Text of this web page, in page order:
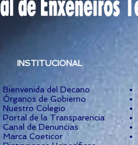
INSTITUCIONAL
Bienvenida del Decano
Órganos de Gobierno
Nuestro Colegio
Portal de la Transparencia
Canal de Denuncias
Marca Coeticor